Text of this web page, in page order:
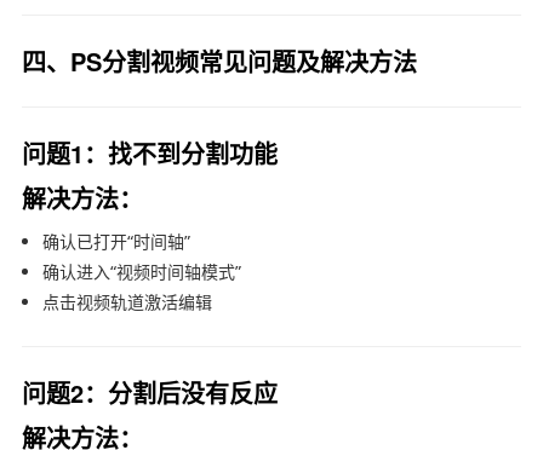
四、PS分割视频常见问题及解决方法
问题1：找不到分割功能
解决方法：
确认已打开“时间轴”
确认进入“视频时间轴模式”
点击视频轨道激活编辑
问题2：分割后没有反应
解决方法：